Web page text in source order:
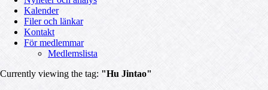
Kalender
Filer och länkar
Kontakt
För medlemmar
Medlemslista
Currently viewing the tag: "Hu Jintao"